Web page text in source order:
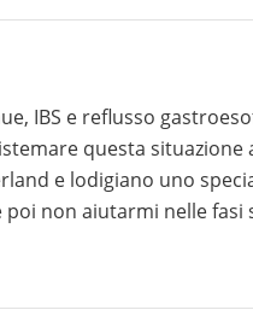
so se è una cosa che
lo stesso 3 volte a
penso molto spesso al
Io ti chiedo un aiuto
sangue e martedì
IBS e reflusso
questa
e lodigiano uno
non aiutarmi nelle
da probabile carenze